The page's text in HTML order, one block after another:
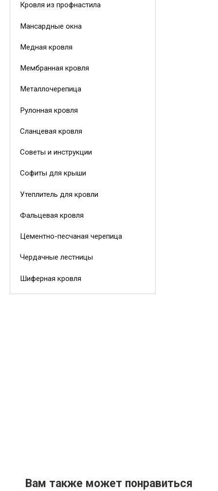
Кровля из профнастила
Мансардные окна
Медная кровля
Мембранная кровля
Металлочерепица
Рулонная кровля
Сланцевая кровля
Советы и инструкции
Софиты для крыши
Утеплитель для кровли
Фальцевая кровля
Цементно-песчаная черепица
Чердачные лестницы
Шиферная кровля
Вам также может понравиться